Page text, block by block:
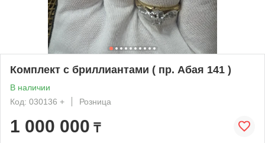
Комплект с бриллиантами ( пр. Абая 141 )
В наличии
Код: 030136 +
Розница
1 000 000 ₸